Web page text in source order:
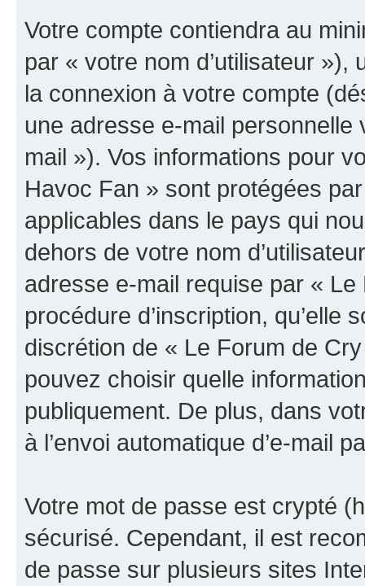
Votre compte contiendra au
par « votre nom d’utilisateur
la connexion à votre compte
une adresse e-mail
mail »). Vos informations pour
Havoc Fan » sont protégées
applicables dans le pays qui
dehors de votre nom
adresse e-mail requise par «
procédure d’inscription, qu’elle
discrétion de « Le Forum de
pouvez choisir quelle
publiquement. De plus, dans
à l’envoi automatique d’e-mail
Votre mot de passe est crypté
sécurisé. Cependant, il est
de passe sur plusieurs sites